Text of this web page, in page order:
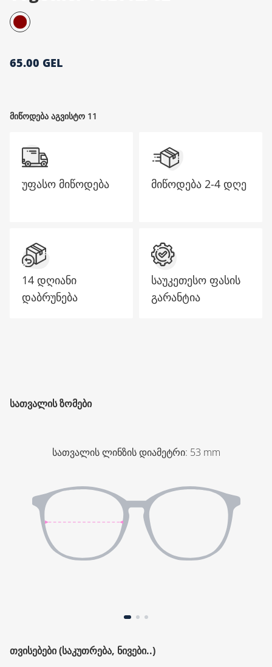
65.00 GEL
მიწოდება აგვისტო 11
უფასო მიწოდება
14 დღიანი
დაბრუნება
მიწოდება 2-4 დღე
საუკეთესო ფასის
გარანტია
ᲡᲐᲗᲕᲐᲚᲘᲡ ᲖᲝᲛᲔᲑᲘ
სათვალის ლინზის დიამეტრი: 53 mm
ᲗᲕᲘᲡᲔᲑᲔᲑᲘ (ᲡᲐᲙᲣᲗᲠᲔᲑᲐ, ᲜᲘᲕᲔᲑᲘ..)